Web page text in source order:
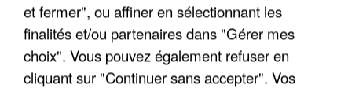
6 août 2026
Gabriel Attal et Raphaël Glucksmann visés par des
ingérences...
et fermer", ou affiner en sélectionnant les
finalités et/ou partenaires dans "Gérer mes
choix". Vous pouvez également refuser en
cliquant sur "Continuer sans accepter". Vos